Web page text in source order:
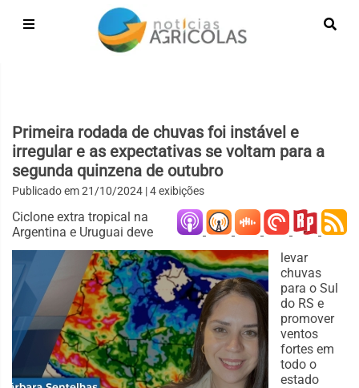
Primeira rodada de chuvas foi instável e
irregular e as expectativas se voltam para a
segunda quinzena de outubro
Publicado em21/10/2024 | 4 exibições
Ciclone extra tropical na
Argentina e Uruguai deve
levar
chuvas
para o Sul
do RS e
promover
ventos
fortes em
todo o
estado